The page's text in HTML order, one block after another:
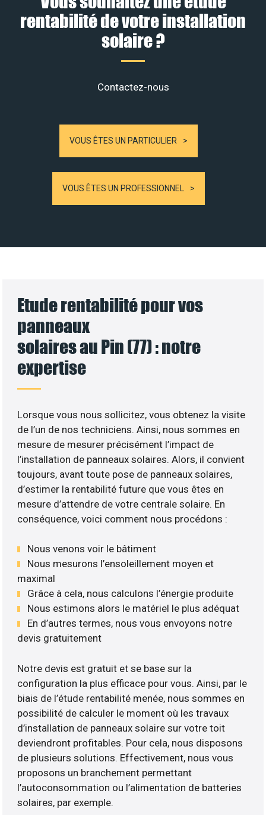
rentabilité de votre installation
solaire ?
Contactez-nous
VOUS ÊTES UN PARTICULIER
VOUS ÊTES UN PROFESSIONNEL
Etude rentabilité pour vos
panneaux
solaires au Pin (77) : notre
expertise
Lorsque vous nous sollicitez, vous obtenez la visite
de l’un de nos techniciens. Ainsi, nous sommes en
mesure de mesurer précisément l’impact de
l’installation de panneaux solaires. Alors, il convient
toujours, avant toute pose de panneaux solaires,
d’estimer la rentabilité future que vous êtes en
mesure d’attendre de votre centrale solaire. En
conséquence, voici comment nous procédons :
Nous venons voir le bâtiment
Nous mesurons l’ensoleillement moyen et
maximal
Grâce à cela, nous calculons l’énergie produite
Nous estimons alors le matériel le plus adéquat
En d’autres termes, nous vous envoyons notre
devis gratuitement
Notre devis est gratuit et se base sur la
configuration la plus efficace pour vous. Ainsi, par le
biais de l’étude rentabilité menée, nous sommes en
possibilité de calculer le moment où les travaux
d’installation de panneaux solaire sur votre toit
deviendront profitables. Pour cela, nous disposons
de plusieurs solutions. Effectivement, nous vous
proposons un branchement permettant
l’autoconsommation ou l’alimentation de batteries
solaires, par exemple.